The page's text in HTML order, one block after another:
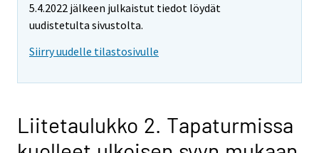
5.4.2022 jälkeen julkaistut tiedot löydät
uudistetulta sivustolta.
Siirry uudelle tilastosivulle
Liitetaulukko 2. Tapaturmissa